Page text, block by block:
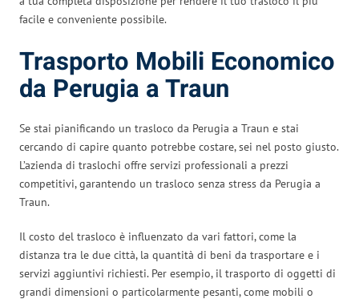
facile e conveniente possibile.
Trasporto Mobili Economico
da Perugia a Traun
Se stai pianificando un trasloco da Perugia a Traun e stai
cercando di capire quanto potrebbe costare, sei nel posto giusto.
L’azienda di traslochi offre servizi professionali a prezzi
competitivi, garantendo un trasloco senza stress da Perugia a
Traun.
Il costo del trasloco è influenzato da vari fattori, come la
distanza tra le due città, la quantità di beni da trasportare e i
servizi aggiuntivi richiesti. Per esempio, il trasporto di oggetti di
grandi dimensioni o particolarmente pesanti, come mobili o